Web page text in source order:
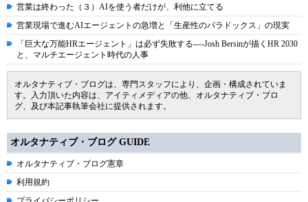
営業は終わった（３）AIを使う者だけが、利他に立てる
営業現場で進むAIエージェントの急増と「生産性のパラドックス」の現実
「巨大な万能HRエージェント」は必ず失敗する----Josh Bersinが描くHR 2030
と、マルチエージェント時代の人事
オルタナティブ・ブログは、専門スタッフにより、企画・構成されていま
す。入力頂いた内容は、アイティメディアの他、オルタナティブ・ブロ
グ、及び本記事執筆会社に提供されます。
オルタナティブ・ブログ GUIDE
オルタナティブ・ブログ憲章
利用規約